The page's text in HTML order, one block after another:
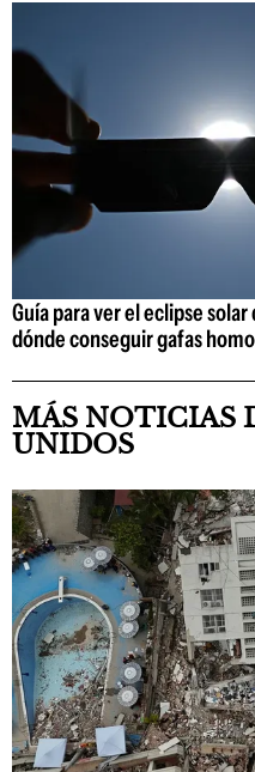
Guía para ver el eclipse solar
dónde conseguir gafas
MÁS NOTICIAS
UNIDOS